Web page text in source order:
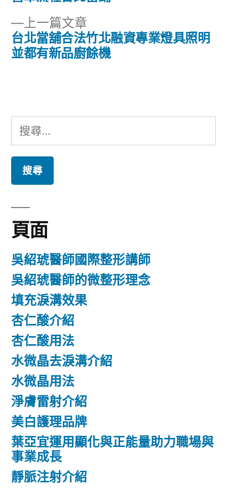
導
覽
上一篇文章
一
篇
台北當舖合法竹北融資專業燈具照明
並都有新品廚餘機
搜
尋
鍵
字:
頁面
吳紹琥醫師國際整形講師
吳紹琥醫師的微整形理念
填充淚溝效果
杏仁酸介紹
杏仁酸用法
水微晶去淚溝介紹
水微晶用法
淨膚雷射介紹
美白護理品牌
葉亞宜運用顯化與正能量助力職場與
事業成長
靜脈注射介紹